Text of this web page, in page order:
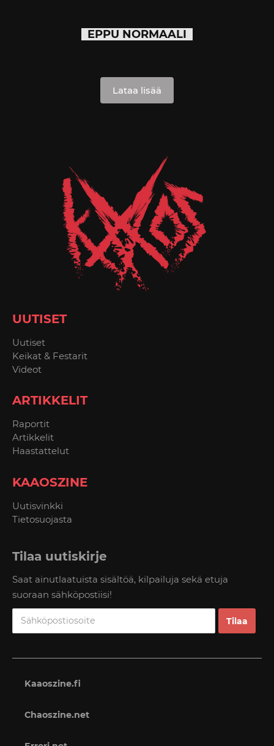
EPPU NORMAALI
Lataa lisää
UUTISET
Uutiset
Keikat & Festarit
Videot
ARTIKKELIT
Raportit
Artikkelit
Haastattelut
KAAOSZINE
Uutisvinkki
Tietosuojasta
Tilaa uutiskirje
Saat ainutlaatuista sisältöä, kilpailuja sekä etuja
suoraan sähköpostiisi!
Kaaoszine.fi
Chaoszine.net